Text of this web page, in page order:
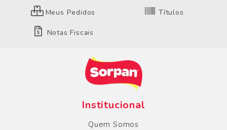
Meus Pedidos Títulos
Notas Fiscais
Institucional
Quem Somos